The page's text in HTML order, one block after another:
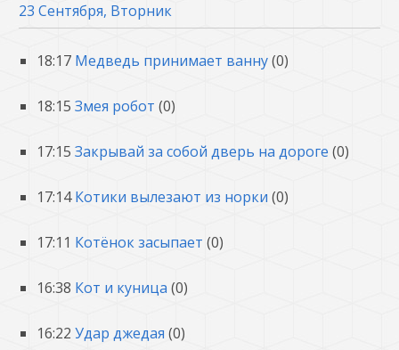
23 Сентября, Вторник
18:17 Медведь принимает ванну(0)
18:15 Змея робот (0)
17:15 Закрывай за собой дверь на дороге (0)
17:14 Котики вылезают из норки (0)
17:11 Котёнок засыпает (0)
16:38 Кот и куница (0)
16:22 Удар джедая (0)